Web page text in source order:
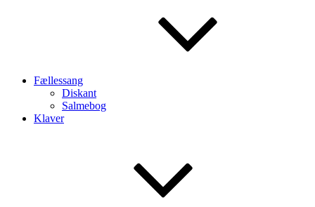
Fællessang
Diskant
Salmebog
Klaver